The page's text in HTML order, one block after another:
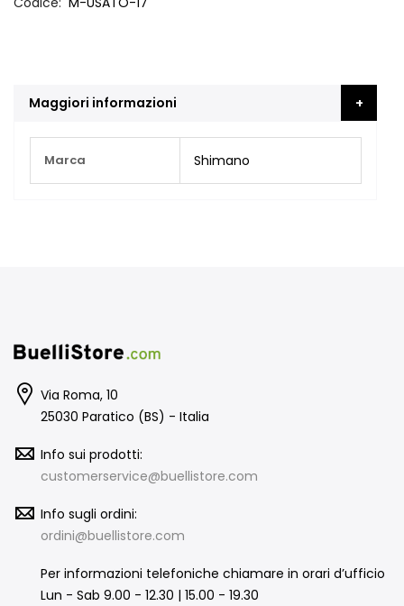
Maggiori informazioni
Informazioni
Marca Shimano
Via Roma, 10
25030 Paratico (BS) - Italia
Info sui prodotti:
customerservice@buellistore.com
Info sugli ordini:
ordini@buellistore.com
Per informazioni telefoniche chiamare in orari d’ufficio
Lun - Sab 9.00 - 12.30 | 15.00 - 19.30